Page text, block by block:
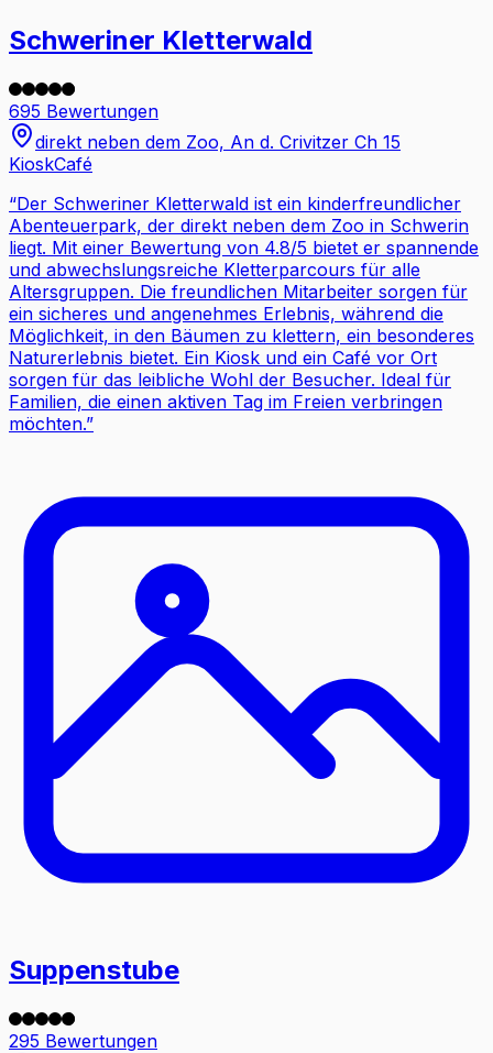
Schweriner Kletterwald
695 Bewertungen
direkt neben dem Zoo, An d. Crivitzer Ch 15
KioskCafé
“Der Schweriner Kletterwald ist ein kinderfreundlicher
Abenteuerpark, der direkt neben dem Zoo in Schwerin
liegt. Mit einer Bewertung von 4.8/5 bietet er spannende
und abwechslungsreiche Kletterparcours für alle
Altersgruppen. Die freundlichen Mitarbeiter sorgen für
ein sicheres und angenehmes Erlebnis, während die
Möglichkeit, in den Bäumen zu klettern, ein besonderes
Naturerlebnis bietet. Ein Kiosk und ein Café vor Ort
sorgen für das leibliche Wohl der Besucher. Ideal für
Familien, die einen aktiven Tag im Freien verbringen
möchten.”
Suppenstube
295 Bewertungen